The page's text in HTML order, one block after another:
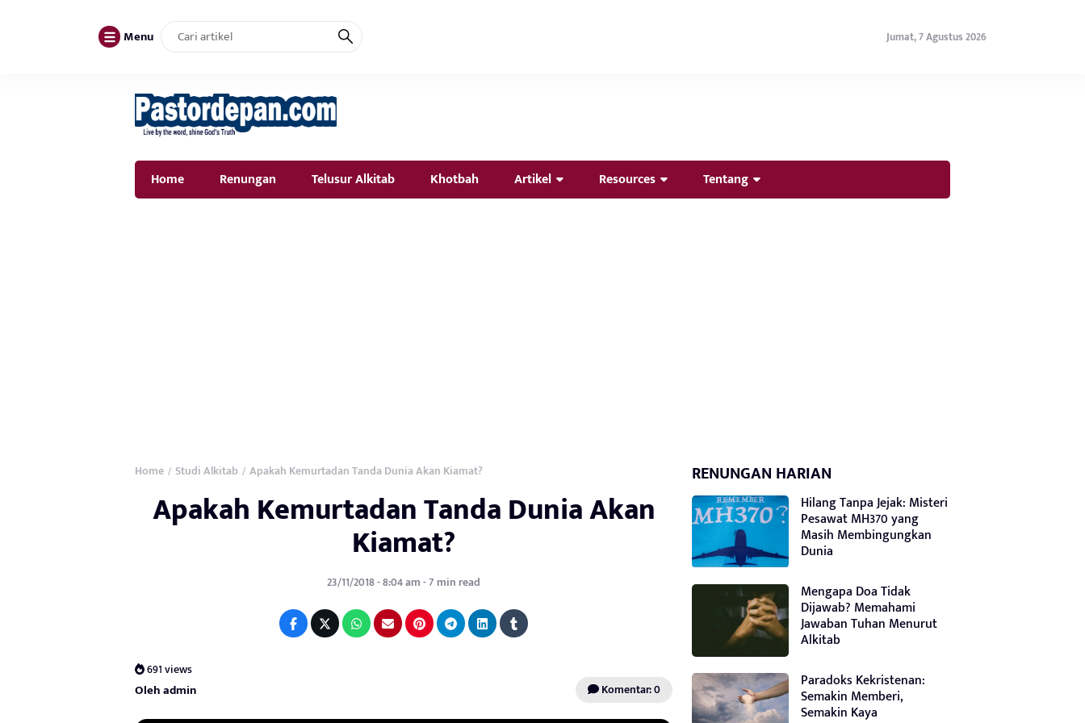
Menu Jumat, 7 Agustus 2026
Home Renungan Telusur Alkitab Khotbah Artikel Resources Tentang
Home / Studi Alkitab / Apakah Kemurtadan Tanda Dunia Akan Kiamat?
Apakah Kemurtadan Tanda Dunia Akan
Kiamat?
23/11/2018 - 8:04 am - 7 min read
691 views
Oleh admin Komentar: 0
RENUNGAN HARIAN
Hilang Tanpa Jejak: Misteri
Pesawat MH370 yang
Masih Membingungkan
Dunia
Mengapa Doa Tidak
Dijawab? Memahami
Jawaban Tuhan Menurut
Alkitab
Paradoks Kekristenan:
Semakin Memberi,
Semakin Kaya